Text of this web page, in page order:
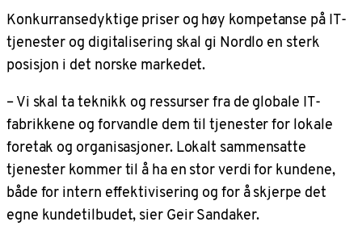
Konkurransedyktige priser og høy kompetanse på IT-
tjenester og digitalisering skal gi Nordlo en sterk
posisjon i det norske markedet.
– Vi skal ta teknikk og ressurser fra de globale IT-
fabrikkene og forvandle dem til tjenester for lokale
foretak og organisasjoner. Lokalt sammensatte
tjenester kommer til å ha en stor verdi for kundene,
både for intern effektivisering og for å skjerpe det
egne kundetilbudet, sier Geir Sandaker.